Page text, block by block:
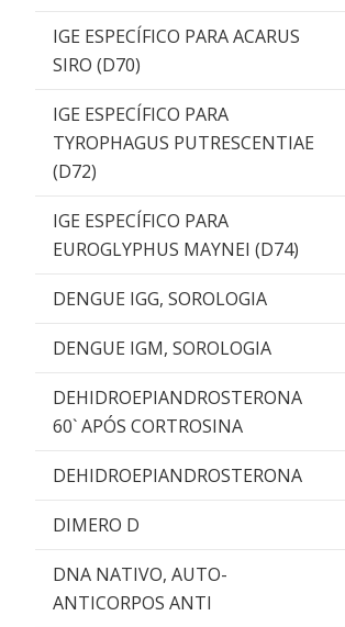
IGE ESPECÍFICO PARA ACARUS
SIRO (D70)
IGE ESPECÍFICO PARA
TYROPHAGUS PUTRESCENTIAE
(D72)
IGE ESPECÍFICO PARA
EUROGLYPHUS MAYNEI (D74)
DENGUE IGG, SOROLOGIA
DENGUE IGM, SOROLOGIA
DEHIDROEPIANDROSTERONA
60` APÓS CORTROSINA
DEHIDROEPIANDROSTERONA
DIMERO D
DNA NATIVO, AUTO-
ANTICORPOS ANTI